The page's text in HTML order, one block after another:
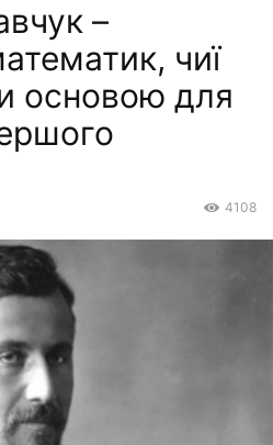
–
чиї
основою для
4108